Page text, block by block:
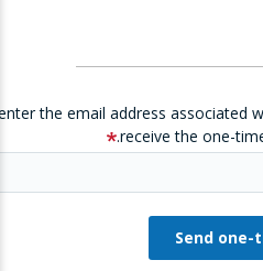
the email address associated
receive the one-